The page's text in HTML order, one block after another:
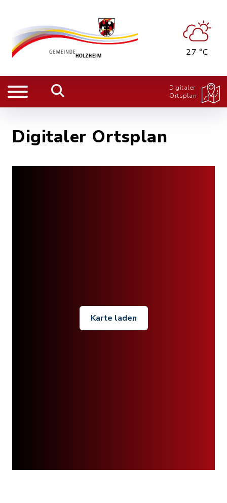
27 °C
Digitaler
Ortsplan
Digitaler Ortsplan
Karte laden